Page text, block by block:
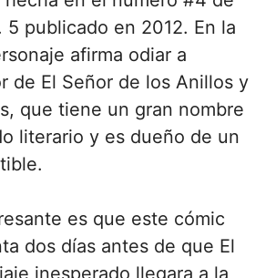
5 publicado en 2012. En la
afirma odiar a
de El Señor de los Anillos y
que tiene un gran nombre
literario y es dueño de un
es que este cómic
dos días antes de que El
inesperado llegara a la